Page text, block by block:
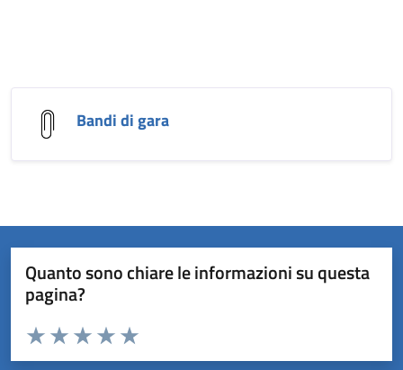
Bandi di gara
Quanto sono chiare le informazioni su questa
pagina?
Valuta da 1 a 5 stelle la pagina
Valuta 5 stelle su 5
Valuta 4 stelle su 5
Valuta 3 stelle su 5
Valuta 2 stelle su 5
Valuta 1 stelle su 5